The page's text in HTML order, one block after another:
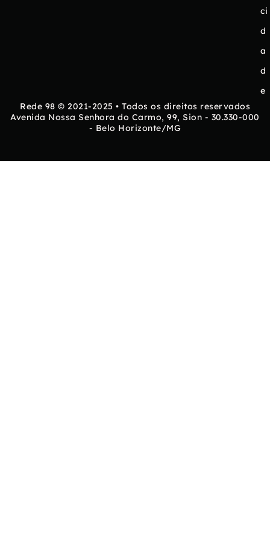
ci
d
a
d
e
Rede 98 © 2021-2025 • Todos os direitos reservados
Avenida Nossa Senhora do Carmo, 99, Sion - 30.330-000
- Belo Horizonte/MG